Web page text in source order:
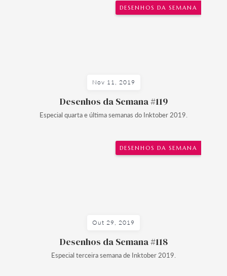
DESENHOS DA SEMANA
Nov 11, 2019
Desenhos da Semana #119
Especial quarta e última semanas do Inktober 2019.
DESENHOS DA SEMANA
Out 29, 2019
Desenhos da Semana #118
Especial terceira semana de Inktober 2019.